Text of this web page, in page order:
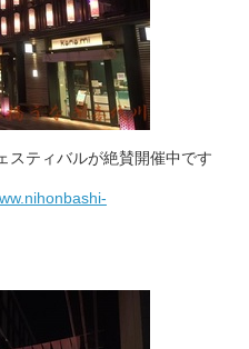
ティバルが絶賛開催中です